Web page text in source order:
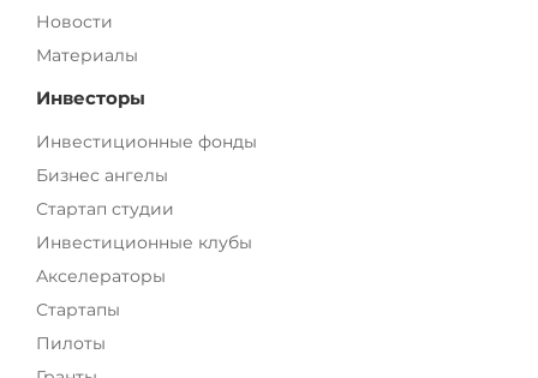
Новости
Материалы
Инвесторы
Инвестиционные фонды
Бизнес ангелы
Стартап студии
Инвестиционные клубы
Акселераторы
Стартапы
Пилоты